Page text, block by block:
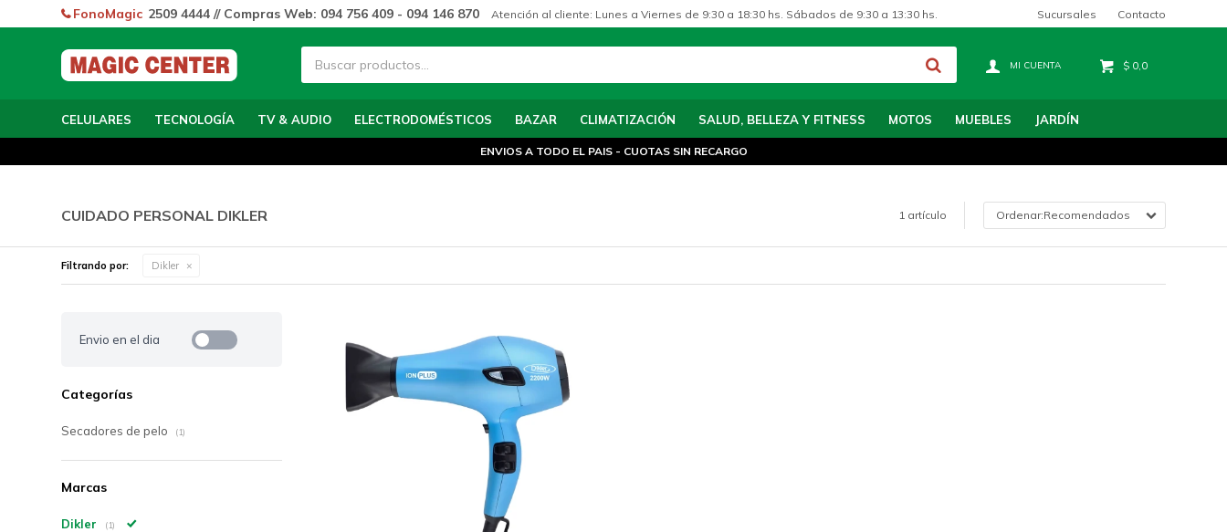
CELULARES TECNOLOGÍA TV & AUDIO ELECTRODOMÉSTICOS BAZAR CLIMATIZACIÓN SALUD, BELLEZA Y FITNESS MOTOS MUEBLES JARDÍN
$ 0,0
FonoMagic 2509 4444 // Compras Web: 094 756 409 - 094 146 870 Atención al cliente: Lunes a Viernes de 9:30 a 18:30 hs. Sábados de 9:30 a 13:30 hs. Sucursales Contacto
ENVIOS A TODO EL PAIS - CUOTAS SIN RECARGO
CUIDADO PERSONAL DIKLER 1 artículo Recomendados
Filtrando por: Dikler
Envio en el dia
Categorías
Secadores de pelo (1)
Marcas
Dikler (1)